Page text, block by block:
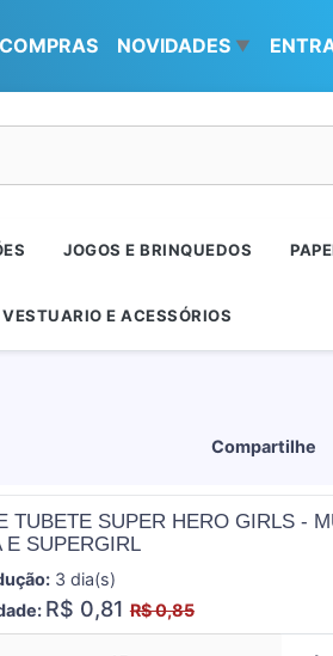
COMPRAS NOVIDADES ▼
JOGOS E BRINQUEDOS
VESTUARIO E ACESSÓRIOS
Compartilhe
TUBETE SUPER HERO GIRLS -
E SUPERGIRL
3 dia(s)
R$ 0,81R$ 0,85